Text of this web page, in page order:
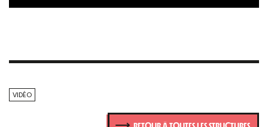
VIDÉO